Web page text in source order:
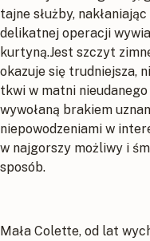
tajne służby,
delikatnej operacji
kurtyną.Jest szczyt
okazuje się trudniejsza,
tkwi w matni
wywołaną brakiem
niepowodzeniami w
w najgorszy możliwy i
sposób.
Mała Colette, od lat